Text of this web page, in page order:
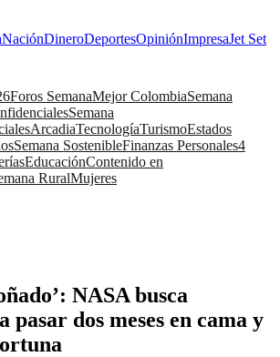
NaciónDineroDeportesOpiniónImpresaJet Set
Foros SemanaMejor ColombiaSemana
Semana
ArcadiaTecnologíaTurismoEstados
Semana SostenibleFinanzas Personales4
EducaciónContenido en
RuralMujeres
NASA busca
pasar dos meses en cama y